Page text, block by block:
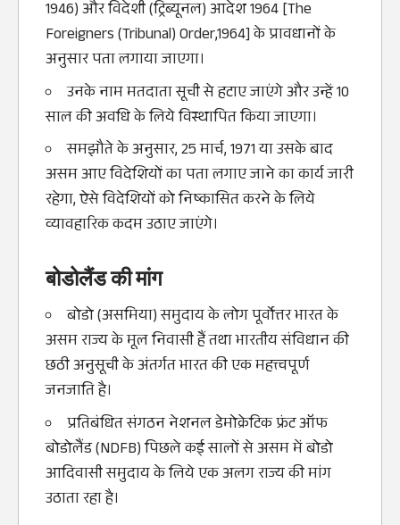
1946) और विदेशी (ट्रिब्यूनल) आदेश 1964 [The
Foreigners (Tribunal) Order,1964] के प्रावधानों के
अनुसार पता लगाया जाएगा।
उनके नाम मतदाता सूची से हटाए जाएंगे और उन्हें 10
साल की अवधि के लिये विस्थापित किया जाएगा।
समझौते के अनुसार, 25 मार्च, 1971 या उसके बाद
असम आए विदेशियों का पता लगाए जाने का कार्य जारी
रहेगा, ऐसे विदेशियों को निष्कासित करने के लिये
व्यावहारिक कदम उठाए जाएंगे।
बोडोलैंड की मांग
बोडो (असमिया) समुदाय के लोग पूर्वोत्तर भारत के
असम राज्य के मूल निवासी हैं तथाभारतीय संविधानकी
छठी अनुसूची के अंतर्गत भारत की एक महत्त्वपूर्ण
जनजाति है।
प्रतिबंधित संगठन नेशनल डेमोक्रेटिक फ्रंट ऑफ
बोडोलैंड (NDFB) पिछले कई सालों से असम में बोडो
आदिवासी समुदाय के लिये एक अलग राज्य की मांग
उठाता रहा है।